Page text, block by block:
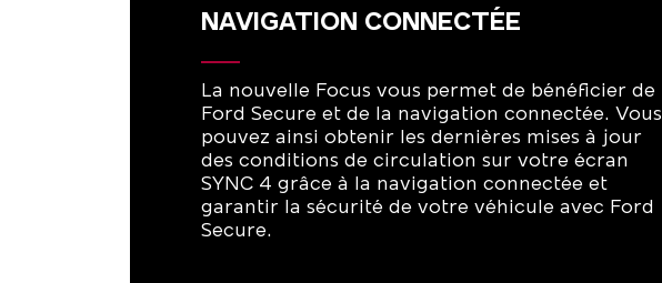
NAVIGATION CONNECTÉE
La nouvelle Focus vous permet de bénéficier de
Ford Secure et de la navigation connectée. Vous
pouvez ainsi obtenir les dernières mises à jour
des conditions de circulation sur votre écran
SYNC 4 grâce à la navigation connectée et
garantir la sécurité de votre véhicule avec Ford
Secure.